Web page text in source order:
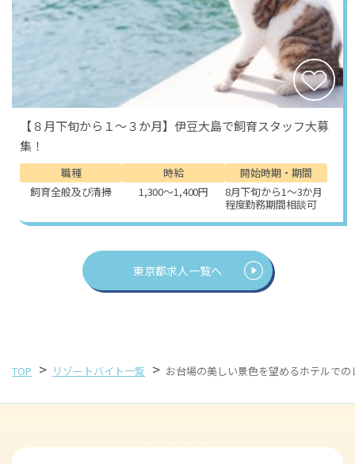
せられる環境です。
さらに、観光客や海外からのお客様も多く訪れるため、
語学スキルを活かしたり国際的な接客を学ぶ場としても
最適です。日々多様なお客様と接することで、自然とホ
スピタリティマインドが磨かれ、スキルアップにもつな
がります。
「経験を活かして働きたい」「お台場という人気エリア
で働きたい」「高時給でしっかり稼ぎたい」 ― そんな
方にぴったりのお仕事です。観光地であるお台場の立地
を楽しみながら、接客経験を次のステップに活かしてみ
【８月下旬から１～３か月】伊豆大島で飼育スタッフ大募
集！
職種
飼育全般及び清掃
時給
1,300～1,400円
開始時期・期間
8月下旬から1～3か月
程度勤務期間相談可
東京都求人一覧へ
TOP > リゾートバイト一覧 > お台場の美しい景色を望めるホテルで